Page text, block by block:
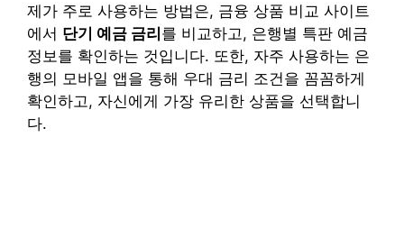
제가 주로 사용하는 방법은, 금융 상품 비교 사이트
에서 단기 예금 금리를 비교하고, 은행별 특판 예금
정보를 확인하는 것입니다. 또한, 자주 사용하는 은
행의 모바일 앱을 통해 우대 금리 조건을 꼼꼼하게
확인하고, 자신에게 가장 유리한 상품을 선택합니
다.